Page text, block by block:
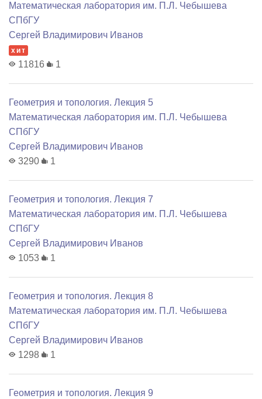
Математичеcкая лаборатория им. П.Л. Чебышева
СПбГУ
Сергей Владимирович Иванов
хит
11816 1
Геометрия и топология. Лекция 5
Математичеcкая лаборатория им. П.Л. Чебышева
СПбГУ
Сергей Владимирович Иванов
3290
1
Геометрия и топология. Лекция 7
Математичеcкая лаборатория им. П.Л. Чебышева
СПбГУ
Сергей Владимирович Иванов
1053
1
Геометрия и топология. Лекция 8
Математичеcкая лаборатория им. П.Л. Чебышева
СПбГУ
Сергей Владимирович Иванов
1298
1
Геометрия и топология. Лекция 9